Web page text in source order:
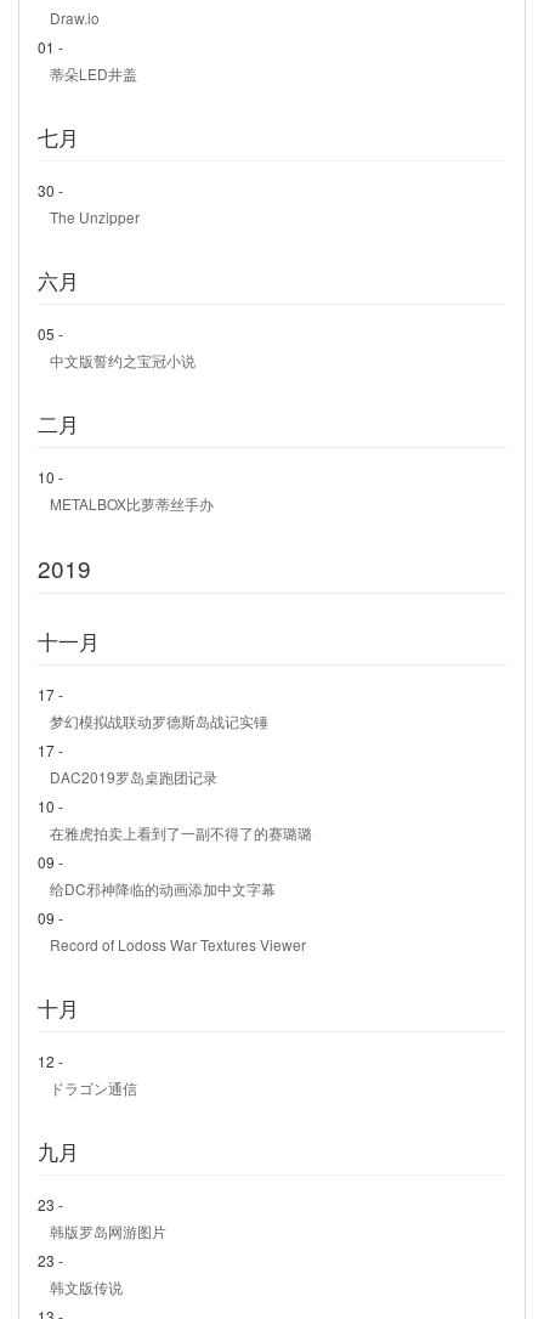
Draw.io
01 -
蒂朵LED井盖
七月
30 -
The Unzipper
六月
05 -
中文版誓约之宝冠小说
二月
10 -
METALBOX比萝蒂丝手办
2019
十一月
17 -
梦幻模拟战联动罗德斯岛战记实锤
17 -
DAC2019罗岛桌跑团记录
10 -
在雅虎拍卖上看到了一副不得了的赛璐璐
09 -
给DC邪神降临的动画添加中文字幕
09 -
Record of Lodoss War Textures Viewer
十月
12 -
ドラゴン通信
九月
23 -
韩版罗岛网游图片
23 -
韩文版传说